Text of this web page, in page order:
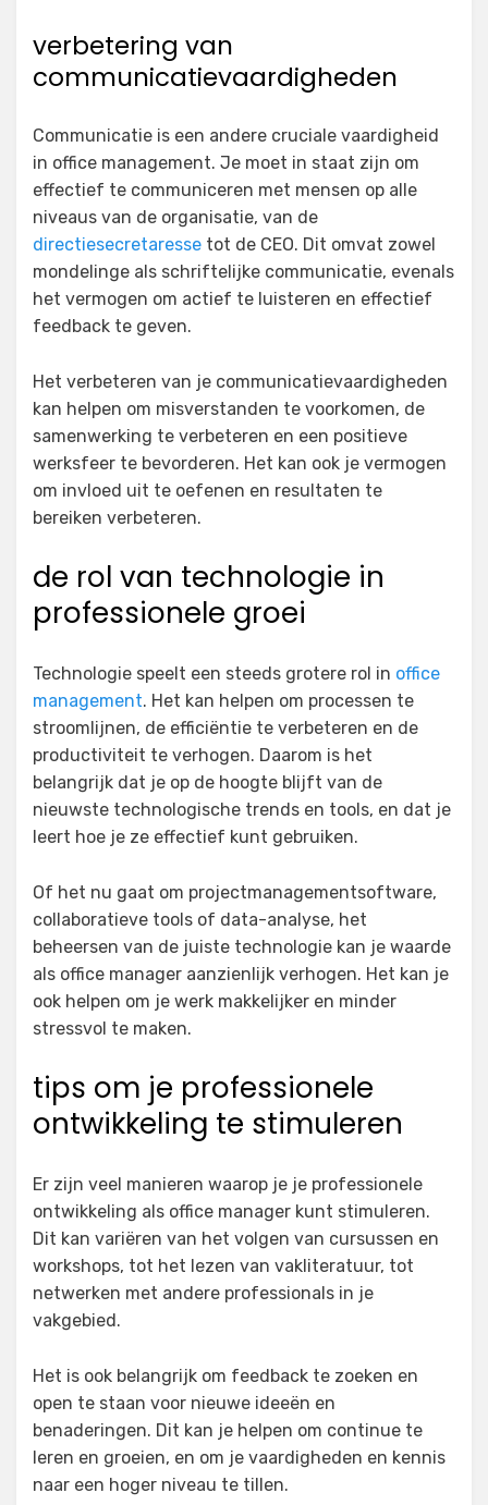
verbetering van
communicatievaardigheden
Communicatie is een andere cruciale vaardigheid
in office management. Je moet in staat zijn om
effectief te communiceren met mensen op alle
niveaus van de organisatie, van de
directiesecretaresse tot de CEO. Dit omvat zowel
mondelinge als schriftelijke communicatie, evenals
het vermogen om actief te luisteren en effectief
feedback te geven.
Het verbeteren van je communicatievaardigheden
kan helpen om misverstanden te voorkomen, de
samenwerking te verbeteren en een positieve
werksfeer te bevorderen. Het kan ook je vermogen
om invloed uit te oefenen en resultaten te
bereiken verbeteren.
de rol van technologie in
professionele groei
Technologie speelt een steeds grotere rol in office
management. Het kan helpen om processen te
stroomlijnen, de efficiëntie te verbeteren en de
productiviteit te verhogen. Daarom is het
belangrijk dat je op de hoogte blijft van de
nieuwste technologische trends en tools, en dat je
leert hoe je ze effectief kunt gebruiken.
Of het nu gaat om projectmanagementsoftware,
collaboratieve tools of data-analyse, het
beheersen van de juiste technologie kan je waarde
als office manager aanzienlijk verhogen. Het kan je
ook helpen om je werk makkelijker en minder
stressvol te maken.
tips om je professionele
ontwikkeling te stimuleren
Er zijn veel manieren waarop je je professionele
ontwikkeling als office manager kunt stimuleren.
Dit kan variëren van het volgen van cursussen en
workshops, tot het lezen van vakliteratuur, tot
netwerken met andere professionals in je
vakgebied.
Het is ook belangrijk om feedback te zoeken en
open te staan voor nieuwe ideeën en
benaderingen. Dit kan je helpen om continue te
leren en groeien, en om je vaardigheden en kennis
naar een hoger niveau te tillen.